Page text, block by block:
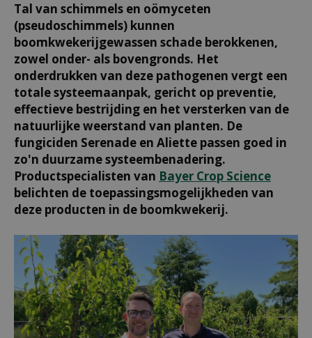
Tal van schimmels en oömyceten
(pseudoschimmels) kunnen
boomkwekerijgewassen schade berokkenen,
zowel onder- als bovengronds. Het
onderdrukken van deze pathogenen vergt een
totale systeemaanpak, gericht op preventie,
effectieve bestrijding en het versterken van de
natuurlijke weerstand van planten. De
fungiciden Serenade en Aliette passen goed in
zo'n duurzame systeembenadering.
Productspecialisten van Bayer Crop Science
belichten de toepassingsmogelijkheden van
deze producten in de boomkwekerij.